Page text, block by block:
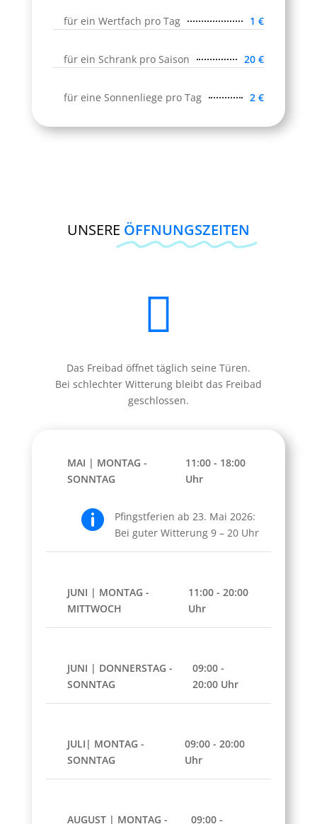
für ein Wertfach pro Tag 1 €
für ein Schrank pro Saison 20 €
für eine Sonnenliege pro Tag 2 €
UNSERE ÖFFNUNGSZEITEN

Das Freibad öffnet täglich seine Türen.
Bei schlechter Witterung bleibt das Freibad
geschlossen.
MAI | MONTAG -
SONNTAG
11:00 - 18:00
Uhr

Pfingstferien ab 23. Mai 2026:
Bei guter Witterung 9 – 20 Uhr
JUNI | MONTAG -
MITTWOCH
11:00 - 20:00
Uhr
JUNI | DONNERSTAG -
SONNTAG
09:00 -
20:00 Uhr
JULI| MONTAG -
SONNTAG
09:00 - 20:00
Uhr
AUGUST | MONTAG - 09:00 -